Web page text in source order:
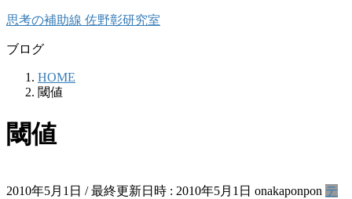
コ
テ
キ
ッ
ナ
ゲ
に
移
思考の補助線 佐野彰研究室
ブログ
HOME
閾値
閾値
2010年5月1日 / 最終更新日時 : 2010年5月1日 onakaponpon テ